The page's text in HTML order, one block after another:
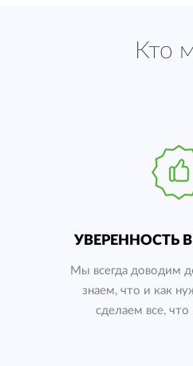
Кто
УВЕРЕННОСТЬ В
Мы всегда доводим
знаем, что и как
сделаем все,